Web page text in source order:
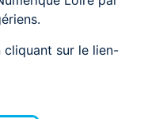
cliquant sur le lien-